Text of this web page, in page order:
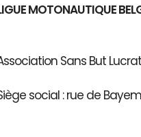
MOTONAUTIQUE
Sans But
social : rue de